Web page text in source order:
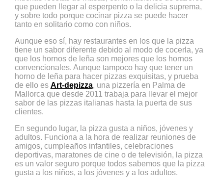
que pueden llegar al esperpento o la delicia suprema,
y sobre todo porque cocinar pizza se puede hacer
tanto en solitario como con niños.
Aunque eso sí, hay restaurantes en los que la pizza
tiene un sabor diferente debido al modo de cocerla, ya
que los hornos de leña son mejores que los hornos
convencionales. Aunque tampoco hay que tener un
horno de leña para hacer pizzas exquisitas, y prueba
de ello es Art-depizza, una pizzería en Palma de
Mallorca que desde 2011 trabaja para llevar el mejor
sabor de las pizzas italianas hasta la puerta de sus
clientes.
En segundo lugar, la pizza gusta a niños, jóvenes y
adultos. Funciona a la hora de realizar reuniones de
amigos, cumpleaños infantiles, celebraciones
deportivas, maratones de cine o de televisión, la pizza
es un valor seguro porque todos sabemos que la pizza
gusta a los niños, a los jóvenes y a los adultos.